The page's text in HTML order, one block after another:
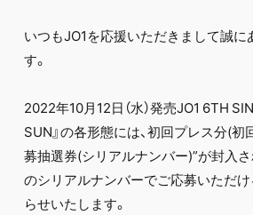
FC NEWS
PHOTO
MOVIE
いつもJO1を応援いただきまして誠に
す。
2022年10月12日（水）発売JO1 6TH
SUN』の各形態には、初回プレス分(
募抽選券(シリアルナンバー)”が封入
のシリアルナンバーでご応募いただ
らせいたします。